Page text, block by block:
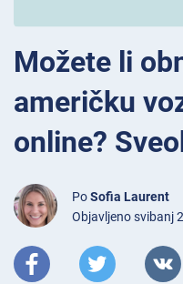
Možete li
američku
online?
PoSofia Laurent
Objavljeno svibanj